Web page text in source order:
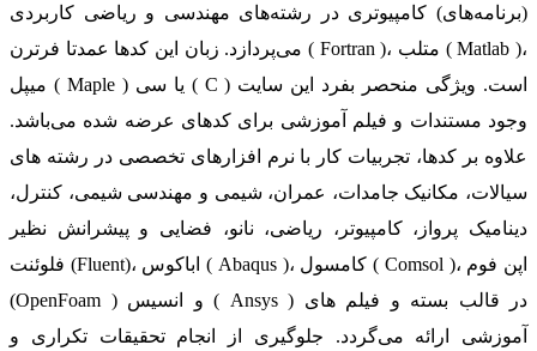
(برنامه‌های) کامپیوتری در رشته‌های مهندسی و ریاضی کاربردی
می‌پردازد. زبان این کدها عمدتا فرترن ( Fortran )، متلب ( Matlab )،
میپل ( Maple ) یا سی ( C ) است. ویژگی منحصر بفرد این سایت
وجود مستندات و فیلم آموزشی برای کدهای عرضه شده می‌باشد.
علاوه بر کدها، تجربیات کار با نرم افزارهای تخصصی در رشته های
سیالات، مکانیک جامدات، عمران، شیمی و مهندسی شیمی، کنترل،
دینامیک پرواز، کامپیوتر، ریاضی، نانو، فضایی و پیشرانش نظیر
فلوئنت (Fluent)، اباکوس ( Abaqus )، کامسول ( Comsol )، اپن فوم
(OpenFoam ) و انسیس ( Ansys ) در قالب بسته‌ و فیلم های
آموزشی ارائه می‌گردد. جلوگیری از انجام تحقیقات تکراری و